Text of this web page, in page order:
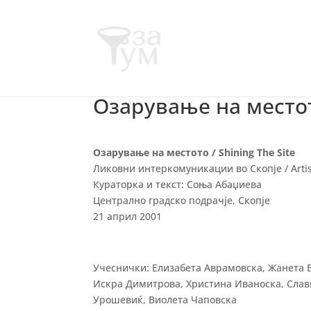
Озарување на
Озарување на местото / Shining The Site
Ликовни интеркомуникации во Скопје /
Кураторка и текст: Соња Абаџиева
Централно градско подрачје, Скопје
21 април 2001
Учеснички: Елизабета Аврамовска,
Искра Димитрова, Христина Иваноска,
Урошевиќ, Виолета Чаповска